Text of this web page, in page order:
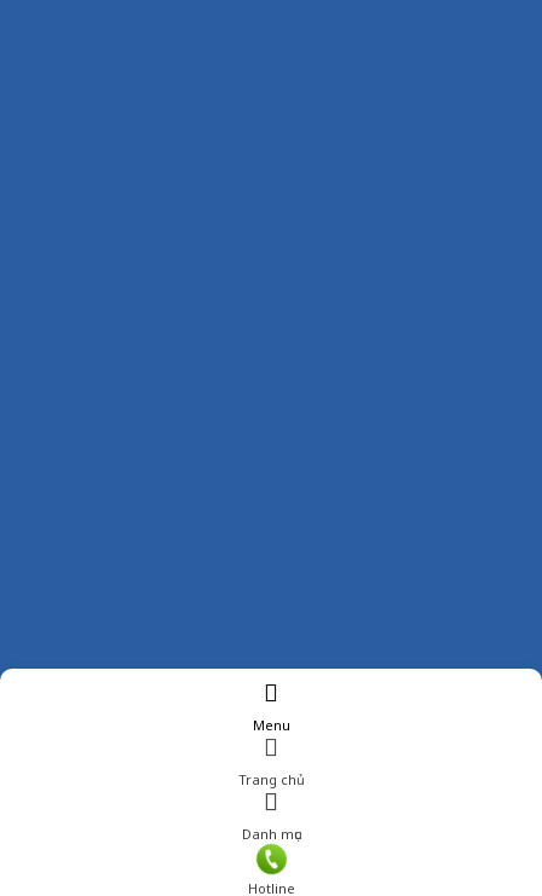
Menu
Trang chủ
Danh mục
Hotline